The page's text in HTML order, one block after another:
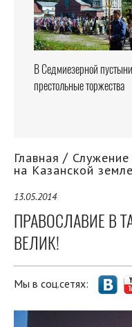
В Седмиезерной
престольные торжества
Главная
на Казанской земле
13.05.2014
ПРАВОСЛАВИЕ В
ВЕЛИК!
Мы в соц.сетях: